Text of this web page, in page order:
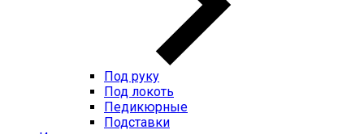
Под руку
Под локоть
Педикюрные
Подставки